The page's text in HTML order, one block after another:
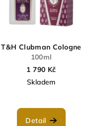
T&H Clubman Cologne
100ml
1 790 Kč
Skladem
Detail